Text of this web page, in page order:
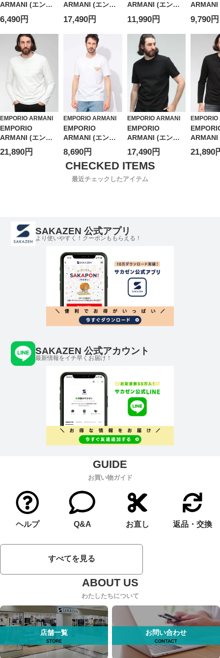
ARMANI (エンポ
リオアルマーニ)
メンズ Tシャツ 半
袖 エンブロイダリ
ーロゴ クルーネッ
ク アンダーシャツ
EAUEM391AF206
6,490円
ARMANI (エンポ
リオアルマーニ)
メンズ Tシャツ 半
袖 バックロゴ ク
ルーネック カット
EAEM5257AF137
17,490円
ARMANI (エンポ
リオアルマーニ)
レインボーロゴ ク
ルーネック 半袖 T
シャツ メンズ
11,990円
ARMANI
リオア
メンズ T
袖 ウォ
ント ク
カット
9,790円
EMPORIO ARMANI
EMPORIO
ARMANI (エンポ
リオアルマーニ)
メンズ Tシャツ 長
21,890円
EMPORIO ARMANI
EMPORIO
ARMANI (エンポ
リオアルマーニ)
イーグルロゴ クル
ーネック 半袖 Tシ
ャツ
EASEM574AF123
8,690円
EMPORIO ARMANI
EMPORIO
ARMANI (エンポ
リオアルマーニ)
総ロゴ ジャガード
クルーネック 半袖
Tシャツ
EAM4594AF1076
17,490円
ARMANI
リオア
メンズ T
21,890
最近チェックしたアイテム
SAKAZEN 公式アプリ
より使いやすく！クーポンももらえる！
SAKAZEN 公式アカウント
最新情報をイチ早くお届け！
お買い物ガイド
ヘルプ Q&A お直し 返品・交換
すべてを見る
わたしたちについて
店舗一覧 お問い合わせ